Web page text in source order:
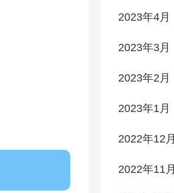
2023年4月
2023年3月
2023年2月
2023年1月
2022年12月
2022年11月